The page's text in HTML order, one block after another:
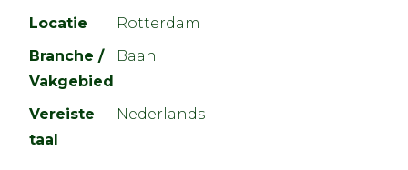
Locatie
Rotterdam
Branche /
Vakgebied
Baan
Vereiste
taal
Nederlands